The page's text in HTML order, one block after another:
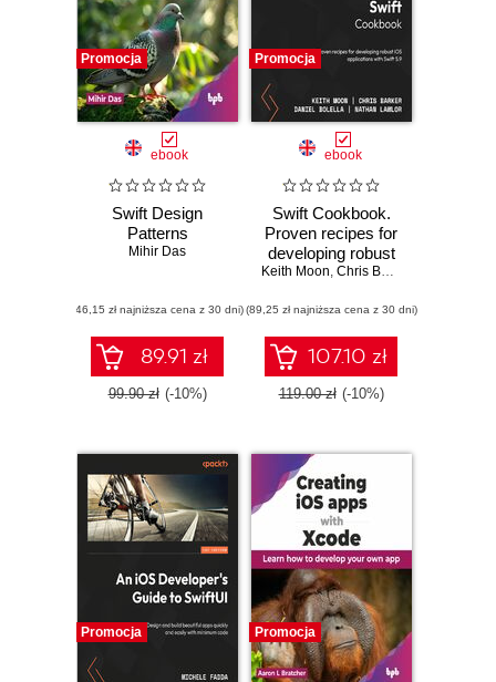
Promocja
ebook
Swift Design
Patterns
Mihir Das
(46,15 zł najniższa cena z 30 dni)
89.91 zł
99.90 zł (-10%)
Promocja
ebook
Swift Cookbook.
Proven recipes for
developing robust
iOS applications
Third Edition
Keith Moon, Chris Barker
(89,25 zł najniższa cena z 30 dni)
107.10 zł
119.00 zł (-10%)
Promocja Promocja